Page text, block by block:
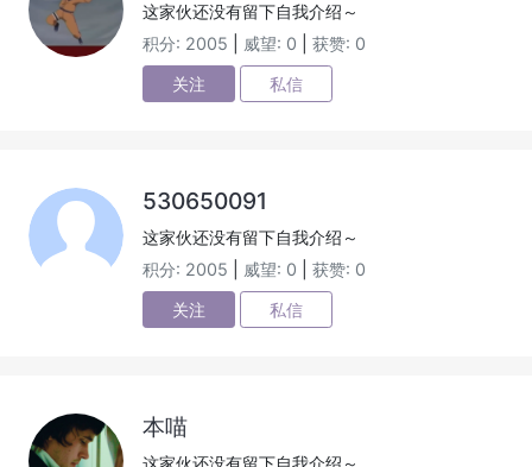
这家伙还没有留下自我介绍～
积分: 2005
威望: 0
获赞: 0
关注
私信
530650091
这家伙还没有留下自我介绍～
积分: 2005
威望: 0
获赞: 0
关注
私信
本喵
这家伙还没有留下自我介绍～